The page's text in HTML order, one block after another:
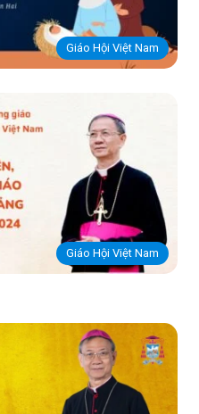
Giáo Hội Việt Nam
Giáo Hội Việt Nam